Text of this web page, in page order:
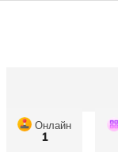
Онлайн
1